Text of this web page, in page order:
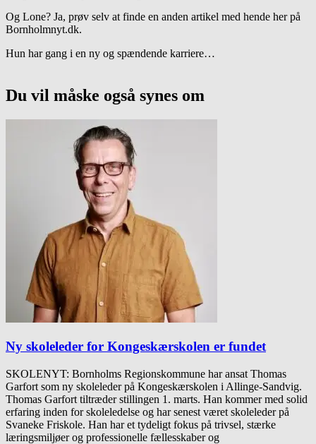
Og Lone? Ja, prøv selv at finde en anden artikel med hende her på
Bornholmnyt.dk.
Hun har gang i en ny og spændende karriere…
Du vil måske også synes om
Ny skoleleder for Kongeskærskolen er fundet
SKOLENYT: Bornholms Regionskommune har ansat Thomas
Garfort som ny skoleleder på Kongeskærskolen i Allinge-Sandvig.
Thomas Garfort tiltræder stillingen 1. marts. Han kommer med solid
erfaring inden for skoleledelse og har senest været skoleleder på
Svaneke Friskole. Han har et tydeligt fokus på trivsel, stærke
læringsmiljøer og professionelle fællesskaber og